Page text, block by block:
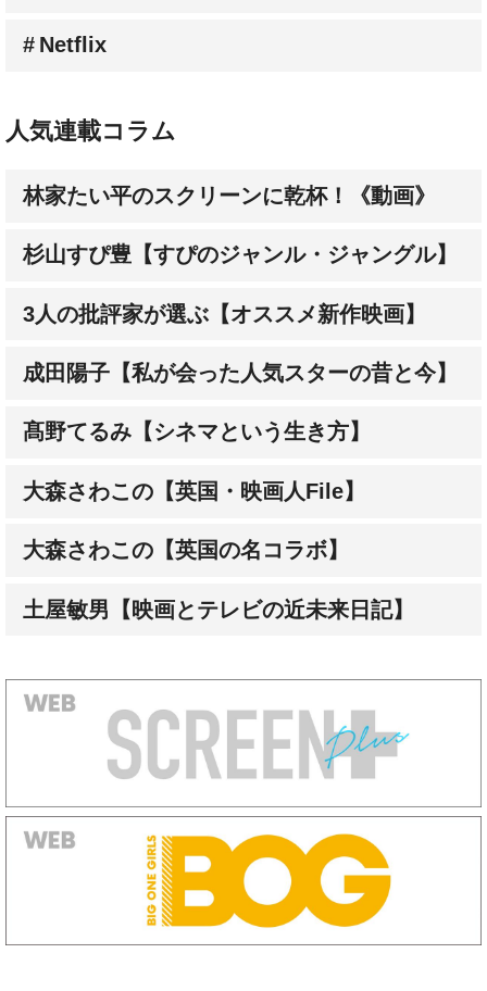
Netflix
人気連載コラム
林家たい平のスクリーンに乾杯！《動画》
杉山すぴ豊【すぴのジャンル・ジャングル】
3人の批評家が選ぶ【オススメ新作映画】
成田陽子【私が会った人気スターの昔と今】
髙野てるみ【シネマという生き方】
大森さわこの【英国・映画人File】
大森さわこの【英国の名コラボ】
土屋敏男【映画とテレビの近未来日記】